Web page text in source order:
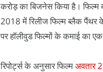
करोड़ का बिजनेस किया है। फिल्म
2018 में रिलीज फिल्म ब्लैक पैंथर
पर हॉलीवुड फिल्मों के कमाई का एक
रिपोर्ट्स के अनुसार फिल्मअवतार 2